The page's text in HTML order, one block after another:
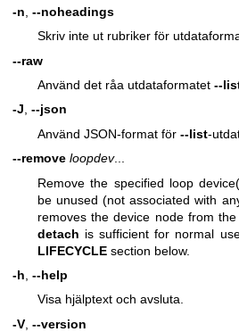
-n --noheadings
Skriv inte ut rubriker för
--raw
Använd det råa utdataformatet --
-J, --json
Använd JSON-format för --list-
--remove loopdev...
Remove the specified loop
be unused (not associated with
removes the device node from
detach is sufficient for normal
LIFECYCLE section below.
-h --help
Visa hjälptext och avsluta.
-V --version